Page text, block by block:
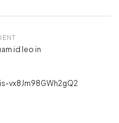
id leo in
vx8Jm98GWh2gQ2